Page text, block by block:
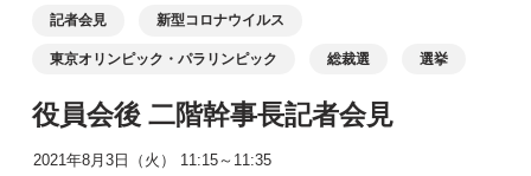
記者会見
党声明
記者会見 新型コロナウイルス
東京オリンピック・パラリンピック 総裁選 選挙
役員会後 二階幹事長記者会見
2021年8月3日（火） 11:15～11:35